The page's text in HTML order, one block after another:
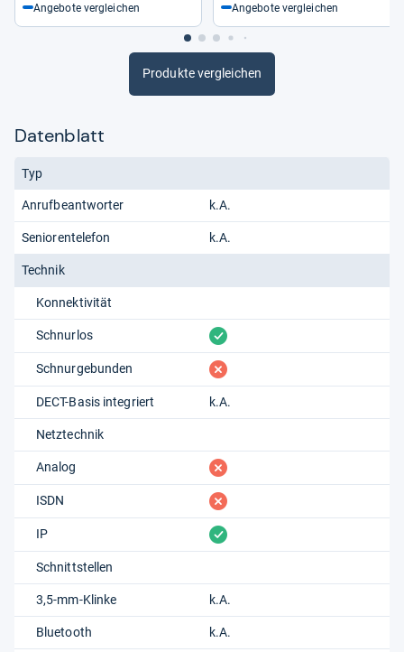
Angebote vergleichen Angebote vergleichen
Produkte vergleichen
Datenblatt
Typ
Anrufbeantworter k.A.
Seniorentelefon k.A.
Technik
Konnektivität
Schnurlos vorhanden
Schnurgebunden fehlt
DECT-Basis integriert k.A.
Netztechnik
Analog fehlt
ISDN fehlt
IP vorhanden
Schnittstellen
3,5-mm-Klinke k.A.
Bluetooth k.A.